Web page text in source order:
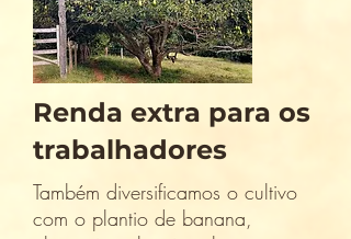
Renda extra para os
trabalhadores
Também diversificamos o cultivo
com o plantio de banana,